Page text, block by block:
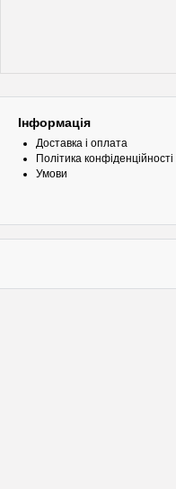
Інформація
Доставка і оплата
Політика конфіденційності
Умови